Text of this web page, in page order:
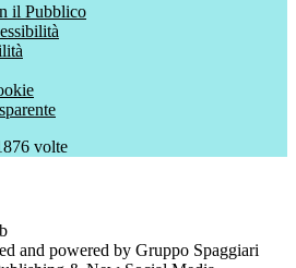
il Pubblico
volte
and powered by Gruppo Spaggiari